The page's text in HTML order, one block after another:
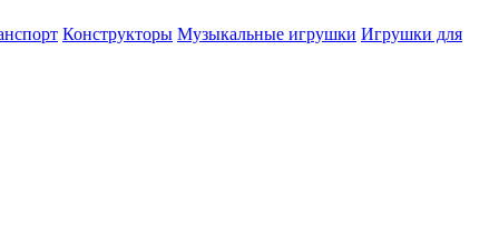
Конструкторы Музыкальные игрушки Игрушки для